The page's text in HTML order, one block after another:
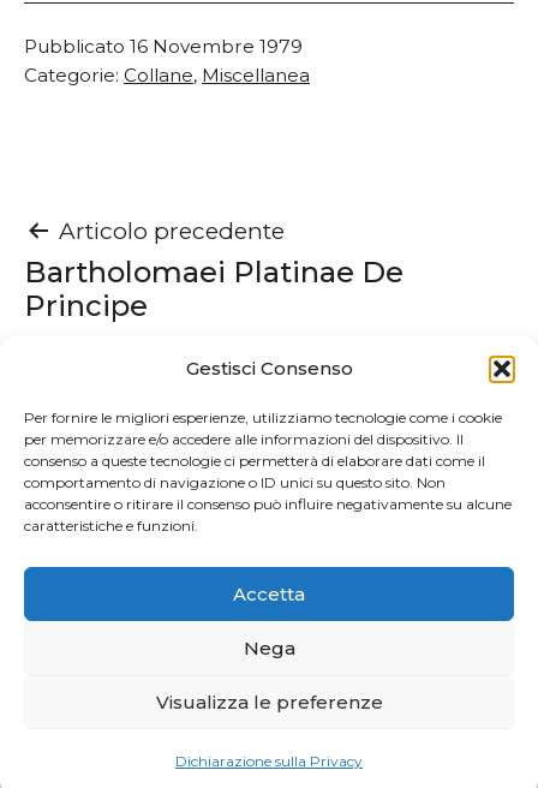
Gestisci Consenso
Per fornire le migliori esperienze, utilizziamo tecnologie come i cookie
per memorizzare e/o accedere alle informazioni del dispositivo. Il
consenso a queste tecnologie ci permetterà di elaborare dati come il
comportamento di navigazione o ID unici su questo sito. Non
acconsentire o ritirare il consenso può influire negativamente su alcune
caratteristiche e funzioni.
Accetta
Nega
Visualizza le preferenze
Dichiarazione sulla Privacy
Pubblicato 16 Novembre 1979
Categorie: Collane, Miscellanea
Navigazione
articoli
Articolo precedente
Bartholomaei Platinae De
Principe
Articolo successivo
La storiografia ecclesiastica nella
tarda antichità
Privacy e Cookie Policy| 2026 Powered by